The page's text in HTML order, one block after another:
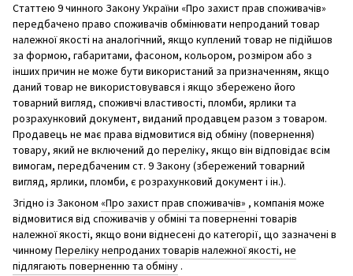
Статтею 9 чинного Закону України «Про захист прав споживачів»
передбачено право споживачів обмінювати непроданий товар
належної якості на аналогічний, якщо куплений товар не підійшов
за формою, габаритами, фасоном, кольором, розміром або з
інших причин не може бути використаний за призначенням, якщо
даний товар не використовувався і якщо збережено його
товарний вигляд, споживчі властивості, пломби, ярлики та
розрахунковий документ, виданий продавцем разом з товаром.
Продавець не має права відмовитися від обміну (повернення)
товару, який не включений до переліку, якщо він відповідає всім
вимогам, передбаченим ст. 9 Закону (збережений товарний
вигляд, ярлики, пломби, є розрахунковий документ і ін.).
Згідно із Законом «Про захист прав споживачів» , компанія може
відмовитися від споживачів у обміні та поверненні товарів
належної якості, якщо вони віднесені до категорії, що зазначені в
чинномуПереліку непроданих товарів належної якості, не
підлягають поверненню та обміну .